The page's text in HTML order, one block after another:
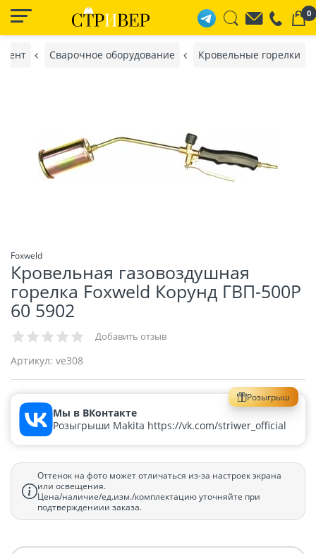
0
Сварочное оборудование Кровельные горелки
Foxweld
Кровельная газовоздушная
горелка Foxweld Корунд ГВП-500Р
60 5902
Добавить отзыв
Артикул: ve308
Розыгрыш
Мы в ВКонтакте
Розыгрыши Makita https://vk.com/striwer_official
Оттенок на фото может отличаться из-за настроек экрана
или освещения.
Цена/наличие/ед.изм./комплектацию уточняйте при
подтверждениии заказа.